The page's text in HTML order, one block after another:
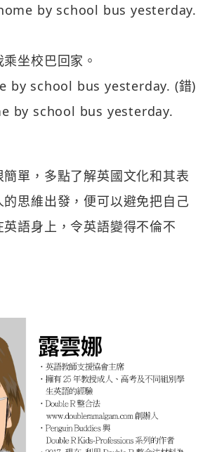
by school bus yesterday.
坐校巴回家。
by school bus yesterday. (錯)
by school bus yesterday.
單，多點了解英國文化和其表
思維出發，便可以避免把自己
語身上，令英語變得不倫不